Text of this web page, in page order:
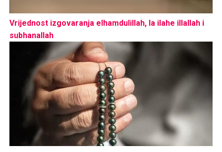
Vrijednost izgovaranja elhamdulillah, la ilahe illallah i
subhanallah